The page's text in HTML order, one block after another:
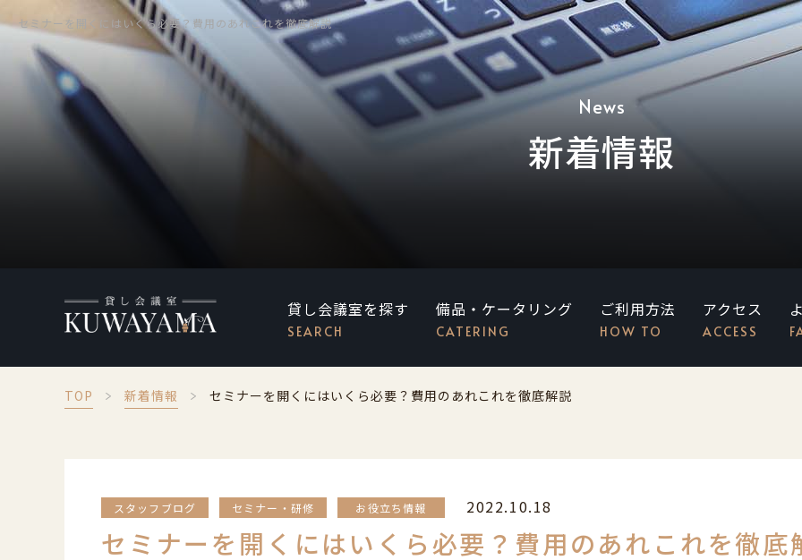
セミナーを開くにはいくら必要？費用のあれこれを徹底解説
News
新着情報
貸し会議室を探す
SEARCH
備品・ケータリング
CATERING
ご利用方法
HOW TO
アクセス
ACCESS
TOP 新着情報 セミナーを開くにはいくら必要？費用のあれこれを徹底解説
スタッフブログ セミナー・研修 お役立ち情報 2022.10.18
セミナーを開くにはいくら必要？費用のあれこれを徹底